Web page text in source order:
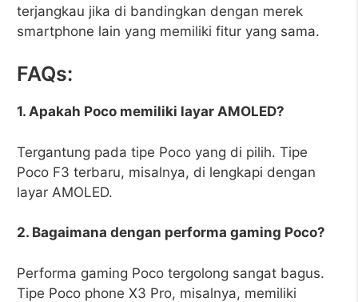
terjangkau jika di bandingkan dengan merek
smartphone lain yang memiliki fitur yang sama.
FAQs:
1. Apakah Poco memiliki layar AMOLED?
Tergantung pada tipe Poco yang di pilih. Tipe
Poco F3 terbaru, misalnya, di lengkapi dengan
layar AMOLED.
2. Bagaimana dengan performa gaming Poco?
Performa gaming Poco tergolong sangat bagus.
Tipe Poco phone X3 Pro, misalnya, memiliki